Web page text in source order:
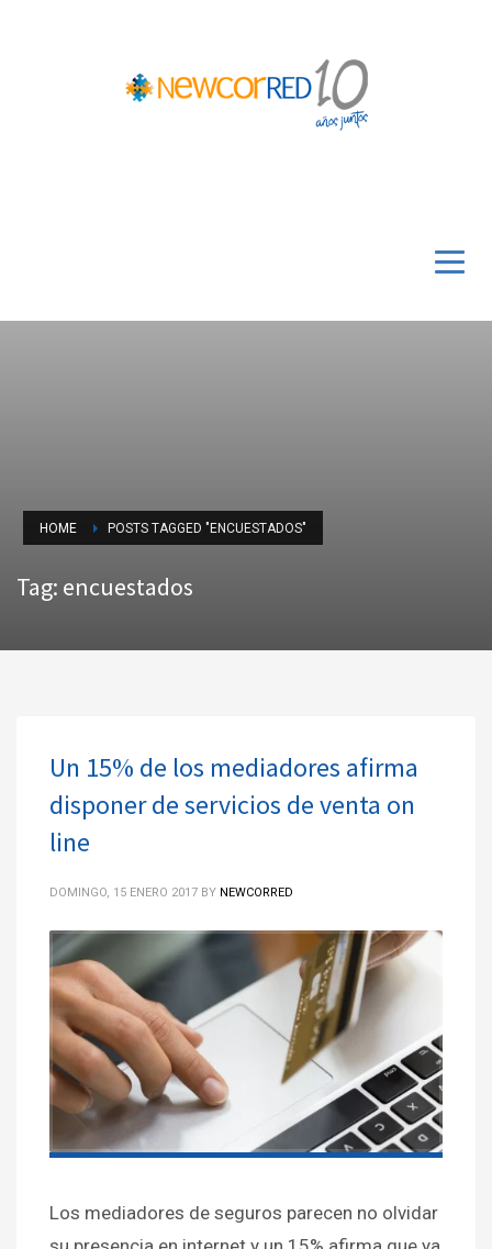
HOME POSTS TAGGED "ENCUESTADOS"
Tag: encuestados
Un 15% de los mediadores afirma
disponer de servicios de venta on
line
DOMINGO, 15 ENERO 2017 BY NEWCORRED
Los mediadores de seguros parecen no olvidar